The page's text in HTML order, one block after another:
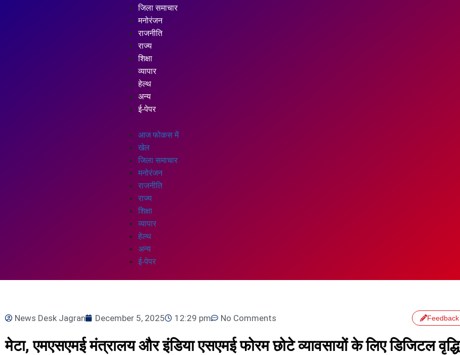
जिला समाचार
मनोरंजन
राजनीति
राज्य
शिक्षा
व्यापार
हेल्थ
अन्य
ई-पेपर
आज फोकस में
खेल
जिला समाचार
मनोरंजन
राजनीति
राज्य
शिक्षा
व्यापार
हेल्थ
अन्य
ई-पेपर
News Desk Jagran December 5, 2025 12:29 pm No Comments Feedback
मेटा, एमएसएमई मंत्रालय और इंडिया एसएमई फोरम छोटे व्‍यावसायों के लिए डिजिटल वृद्धि